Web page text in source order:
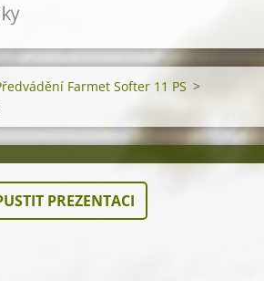
Farmet Softer 11 PS >
PREZENTACI